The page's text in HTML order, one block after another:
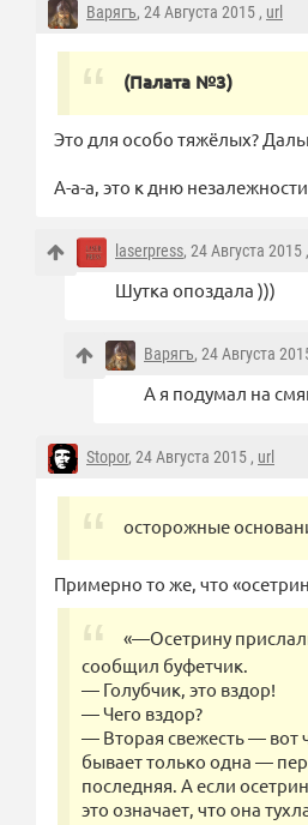
Варягъ, 24 Августа 2015 , url
(Палата №3)
Это для особо тяжёлых?
А-а-а, это к дню
laserpress, 24 Августа 2015 ,
Шутка опоздала )))
Варягъ, 24 Августа
А я подумал на
Stopor, 24 Августа 2015 , url
осторожные
Примерно то же, что
«—Осетрину
сообщил буфетчик.
— Голубчик, это вздор!
— Чего вздор?
— Вторая свежесть — вот
бывает только одна —
последняя. А если
это означает, что она